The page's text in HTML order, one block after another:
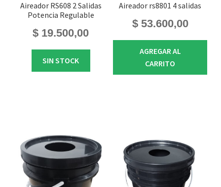
Aireador RS608 2 Salidas
Potencia Regulable
$ 19.500,00
SIN STOCK
Aireador rs8801 4 salidas
$53.600,00
AGREGAR AL
CARRITO